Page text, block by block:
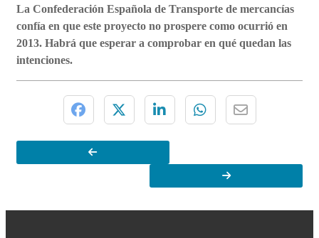
La Confederación Española de Transporte de mercancías
confía en que este proyecto no prospere como ocurrió en
2013. Habrá que esperar a comprobar en qué quedan las
intenciones.